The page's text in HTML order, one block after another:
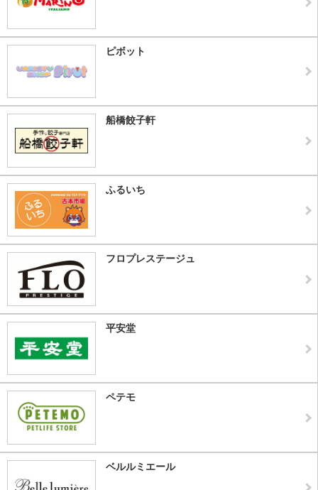
ピボット
船橋餃子軒
ふるいち
フロプレステージュ
平安堂
ペテモ
ベルルミエール